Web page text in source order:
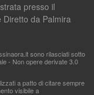
presso il
da Palmira
sono rilasciati sotto
- Non opere derivate 3.0
a patto di citare sempre
visibile a